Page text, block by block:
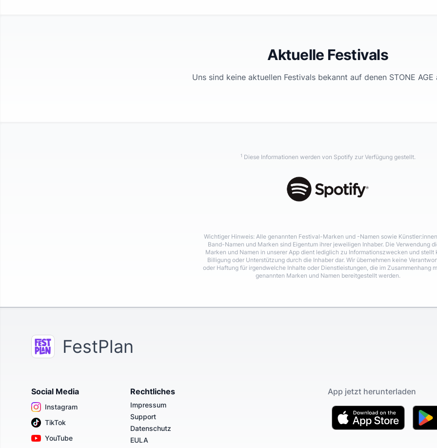
Aktuelle Festivals
Uns sind keine aktuellen Festivals bekannt auf denen STONE AGE
1 Diese Informationen werden von Spotify zur Verfügung gestellt.
Wichtiger Hinweis: Alle genannten Festival-Marken und -Namen sowie
Band-Namen und Marken sind Eigentum ihrer jeweiligen Inhaber. Die Verwendung
Marken und Namen in unserer App dient lediglich zu Informationszwecken und stellt
Billigung oder Unterstützung durch die Inhaber dar. Wir übernehmen keine
oder Haftung für irgendwelche Inhalte oder Dienstleistungen, die im Zusammenhang
genannten Marken und Namen bereitgestellt werden.
FestPlan
Social Media
Instagram
TikTok
YouTube
Rechtliches
Impressum
Support
Datenschutz
EULA
App jetzt herunterladen